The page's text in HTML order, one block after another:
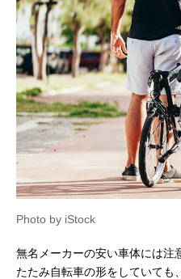
Photo by iStock
無名メーカーの安い車体には注
たたみ自転車の形をしていても